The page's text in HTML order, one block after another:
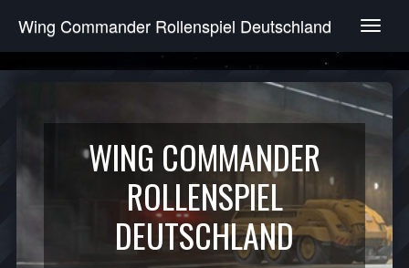
T
g
e
v
g
a
t
i
Wing Commander Rollenspiel Deutschland
WING COMMANDER
ROLLENSPIEL
DEUTSCHLAND